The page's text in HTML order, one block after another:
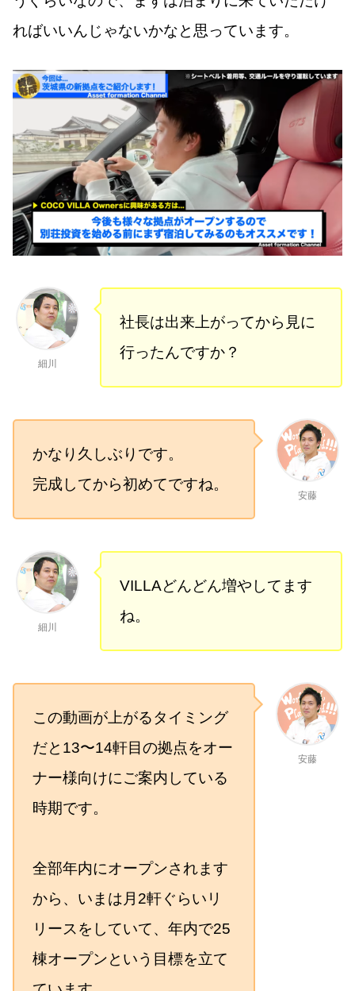
ればいいんじゃないかなと思っています。
細川
社長は出来上がってから見に
行ったんですか？
安藤
かなり久しぶりです。
完成してから初めてですね。
細川
VILLAどんどん増やしてます
ね。
安藤
この動画が上がるタイミング
だと13〜14軒目の拠点をオー
ナー様向けにご案内している
時期です。
全部年内にオープンされます
から、いまは月2軒ぐらいリ
リースをしていて、年内で25
棟オープンという目標を立て